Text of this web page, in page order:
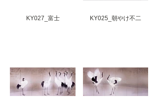
KY027_富士 KY025_朝やけ不二